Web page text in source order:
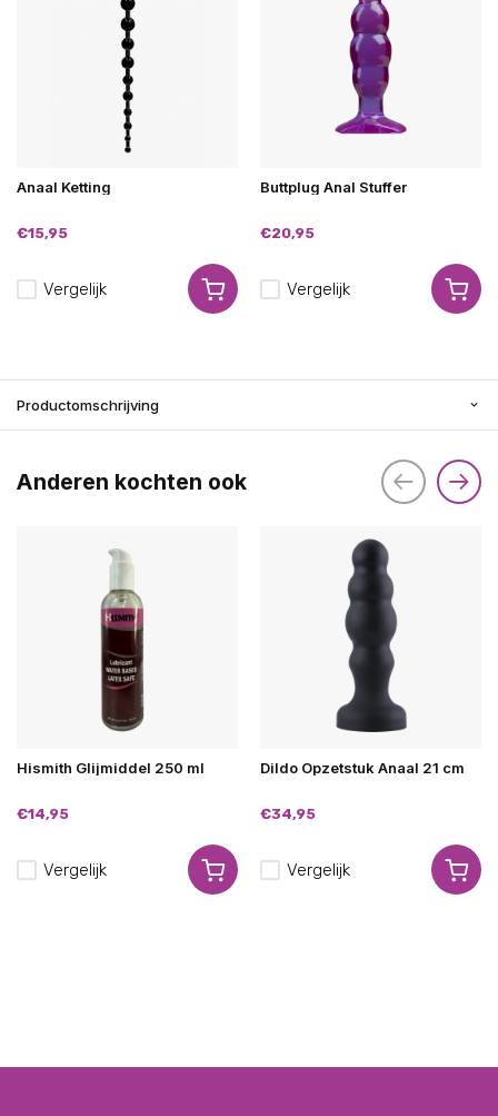
Anaal Ketting
€15,95
Vergelijk
Buttplug Anal Stuffer
€20,95
Vergelijk
Productomschrijving
Anderen kochten ook
Hismith Glijmiddel 250 ml
€14,95
Vergelijk
Dildo Opzetstuk Anaal 21 cm
€34,95
Vergelijk